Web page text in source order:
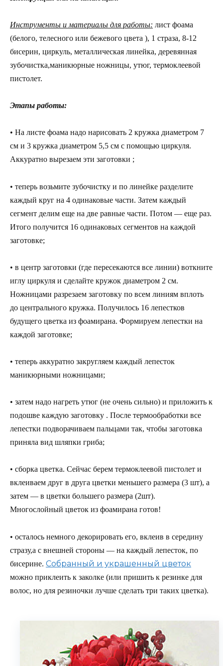
Инструменты и материалы для работы: лист фоама
(белого, телесного или бежевого цвета ), 1 страза, 8-12
бисерин, циркуль, металлическая линейка, деревянная
зубочистка,маникюрные ножницы, утюг, термоклеевой
пистолет.
Этапы работы:
• На листе фоама надо нарисовать 2 кружка диаметром 7
см и 3 кружка диаметром 5,5 см с помощью циркуля.
Аккуратно вырезаем эти заготовки ;
• теперь возьмите зубочистку и по линейке разделите
каждый круг на 4 одинаковые части. Затем каждый
сегмент делим еще на две равные части. Потом — еще раз.
Итого получится 16 одинаковых сегментов на каждой
заготовке;
• в центр заготовки (где пересекаются все линии) воткните
иглу циркуля и сделайте кружок диаметром 2 см.
Ножницами разрезаем заготовку по всем линиям вплоть
до центрального кружка. Получилось 16 лепестков
будущего цветка из фоамирана. Формируем лепестки на
каждой заготовке;
• теперь аккуратно закругляем каждый лепесток
маникюрными ножницами;
• затем надо нагреть утюг (не очень сильно) и приложить к
подошве каждую заготовку . После термообработки все
лепестки подворачиваем пальцами так, чтобы заготовка
приняла вид шляпки гриба;
• сборка цветка. Сейчас берем термоклеевой пистолет и
вклеиваем друг в друга цветки меньшего размера (3 шт), а
затем — в цветки большего размера (2шт).
Многослойный цветок из фоамирана готов!
• осталось немного декорировать его, вклеив в середину
стразу,а с внешней стороны — на каждый лепесток, по
бисерине. Собранный и украшенный цветок
можно приклеить к заколке (или пришить к резинке для
волос, но для резиночки лучше сделать три таких цветка).